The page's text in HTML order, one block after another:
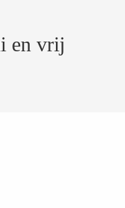
en vrij